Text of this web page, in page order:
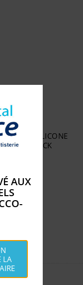
EN SILICONE
MEDISTOCK
AUX
LA